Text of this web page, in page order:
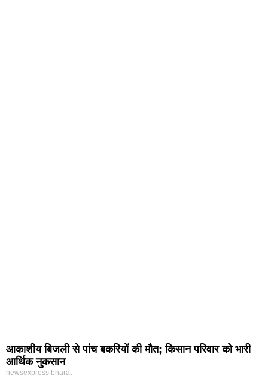
आकाशीय बिजली से पांच बकरियों की मौत; किसान परिवार को भारी
आर्थिक नुकसान
newsexpress bharat